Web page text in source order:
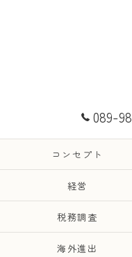
089-
コンセプト
経営
税務調査
海外進出